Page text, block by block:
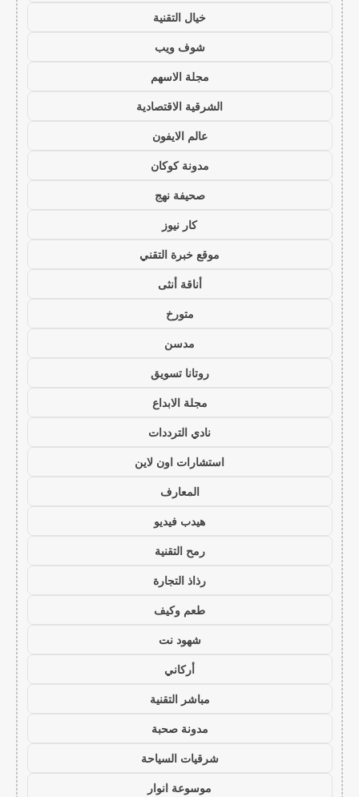
خيال التقنية
شوف ويب
مجلة الاسهم
الشرقية الاقتصادية
عالم الايفون
مدونة كوكان
صحيفة نهج
كار نيوز
موقع خبرة التقني
أناقة أنثى
متورخ
مدسن
روتانا تسويق
مجلة الابداع
نادي الترددات
استشارات اون لاين
المعارف
هيدب فيديو
رمح التقنية
رذاذ التجارة
طعم وكيف
شهود نت
أركاني
مباشر التقنية
مدونة صحبة
شرقيات السياحة
موسوعة انوار